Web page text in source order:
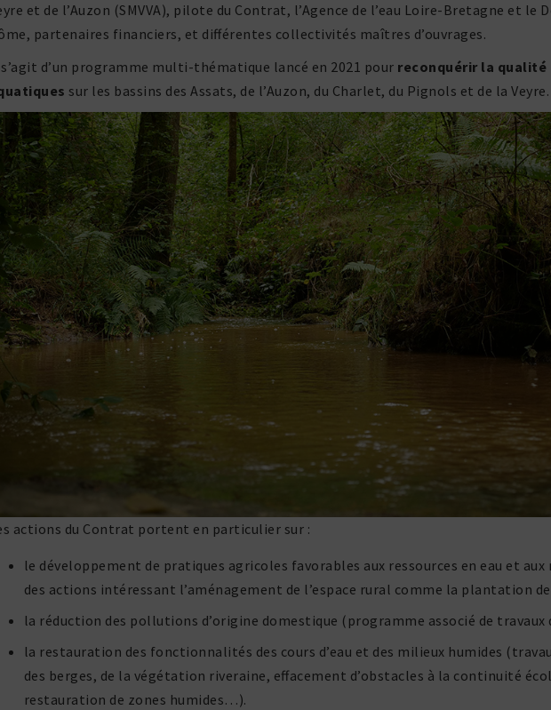
et de l’Auzon (SMVVA), pilote du Contrat, l’Agence de l’eau Loire-Bretagne et le
parte­naires finan­ciers, et diffé­rentes collec­ti­vités maîtres d’ouvrages.
d’un programme multi-théma­tique lancé en 2021 pour recon­quérir la qualité
sur les bassins des Assats, de l’Auzon, du Charlet, du Pignols et de la Veyre.
actions du Contrat portent en parti­cu­lier sur :
le déve­lop­pe­ment de pratiques agri­coles favo­rables aux ressources en eau et
des actions inté­res­sant l’aménagement de l’espace rural comme la plan­ta­tion
la réduc­tion des pollu­tions d’origine domes­tique (programme associé de travaux
la restau­ra­tion des fonc­tion­na­lités des cours d’eau et des milieux humides
des berges, de la végé­ta­tion rive­raine, effa­ce­ment d’obstacles à la conti­nuité
restau­ra­tion de zones humides…).